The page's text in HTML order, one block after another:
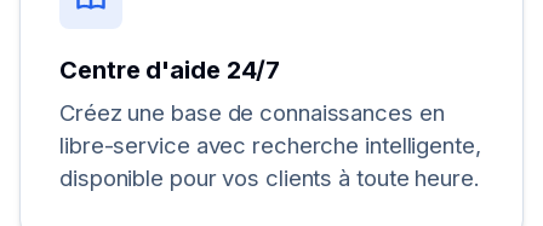
Centre d'aide 24/7
Créez une base de connaissances en
libre-service avec recherche intelligente,
disponible pour vos clients à toute heure.